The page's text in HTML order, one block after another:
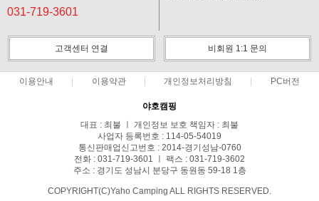
031-719-3601
고객센터 연결 비회원 1:1 문의
이용안내 이용약관 개인정보처리방침 PC버전
야호캠핑
대표 : 최불 ㅣ 개인정보 보호 책임자 : 최불
사업자 등록번호 : 114-05-54019
통신판매업신고번호 : 2014-경기성남-0760
전화 : 031-719-3601 ㅣ 팩스 : 031-719-3602
주소 : 경기도 성남시 분당구 동원동 59-18 1층
COPYRIGHT(C)Yaho Camping ALL RIGHTS RESERVED.